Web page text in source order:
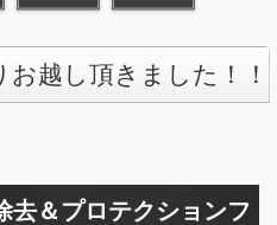
越し頂きました！！
去＆プロテクションフ